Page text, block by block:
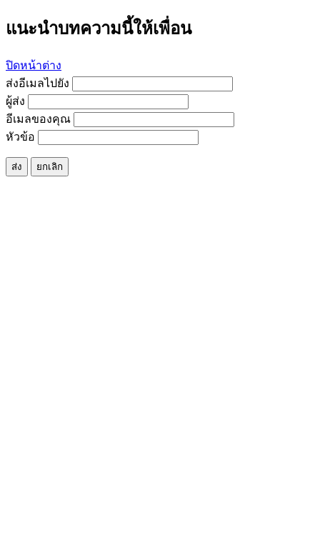
แนะนำบทความนี้ให้เพื่อน
ปิดหน้าต่าง
ส่งอีเมลไปยัง
ผู้ส่ง
อีเมลของคุณ
หัวข้อ
ส่ง ยกเลิก